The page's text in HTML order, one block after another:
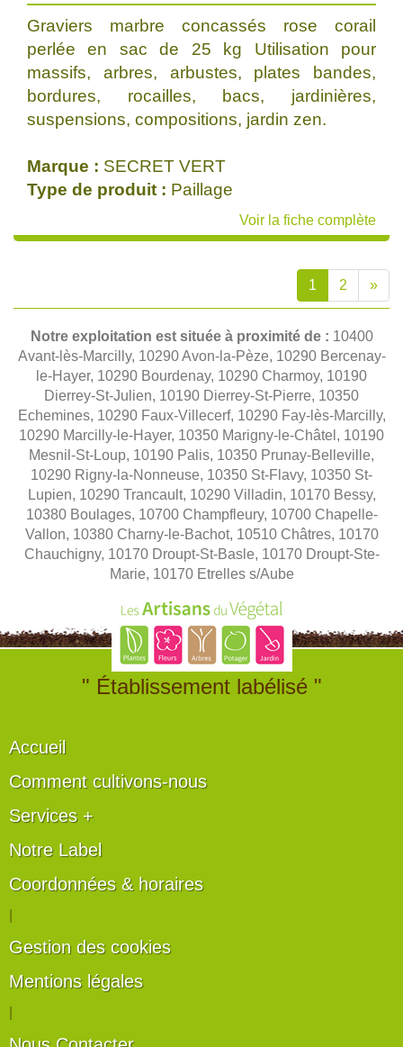
Graviers marbre concassés rose corail
perlée en sac de 25 kg Utilisation pour
massifs, arbres, arbustes, plates bandes,
bordures, rocailles, bacs, jardinières,
suspensions, compositions, jardin zen.
Marque : SECRET VERT
Type de produit : Paillage
Voir la fiche complète
1 2 »
Notre exploitation est située à proximité de : 10400
Avant-lès-Marcilly, 10290 Avon-la-Pèze, 10290 Bercenay-
le-Hayer, 10290 Bourdenay, 10290 Charmoy, 10190
Dierrey-St-Julien, 10190 Dierrey-St-Pierre, 10350
Echemines, 10290 Faux-Villecerf, 10290 Fay-lès-Marcilly,
10290 Marcilly-le-Hayer, 10350 Marigny-le-Châtel, 10190
Mesnil-St-Loup, 10190 Palis, 10350 Prunay-Belleville,
10290 Rigny-la-Nonneuse, 10350 St-Flavy, 10350 St-
Lupien, 10290 Trancault, 10290 Villadin, 10170 Bessy,
10380 Boulages, 10700 Champfleury, 10700 Chapelle-
Vallon, 10380 Charny-le-Bachot, 10510 Châtres, 10170
Chauchigny, 10170 Droupt-St-Basle, 10170 Droupt-Ste-
Marie, 10170 Etrelles s/Aube
" Établissement labélisé "
Accueil
Comment cultivons-nous
Services +
Notre Label
Coordonnées & horaires
Gestion des cookies
Mentions légales